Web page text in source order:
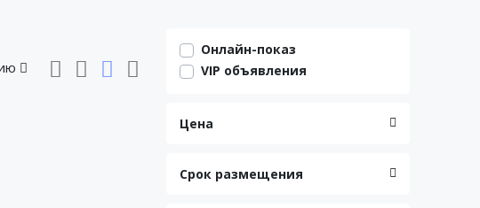
Онлайн-показ
VIP объявления
Цена
Срок размещения